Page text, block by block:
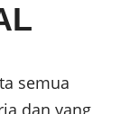
semua
dan yang